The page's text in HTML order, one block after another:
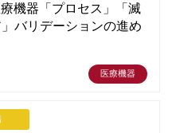
機器「プロセス」「滅
バリデーションの進め
医療機器